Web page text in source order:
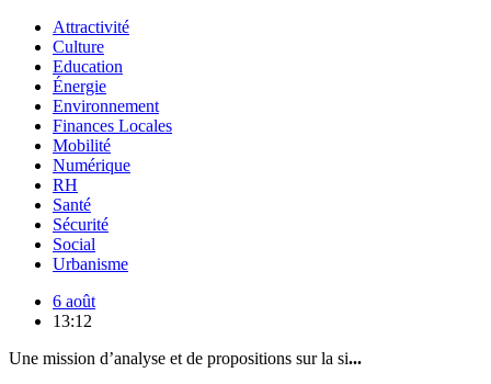
Attractivité
Culture
Education
Énergie
Environnement
Finances Locales
Mobilité
Numérique
RH
Santé
Sécurité
Social
Urbanisme
6 août
13:12
Une mission d’analyse et de propositions sur la si...